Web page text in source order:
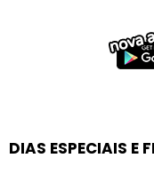
DIAS ESPECIAIS E